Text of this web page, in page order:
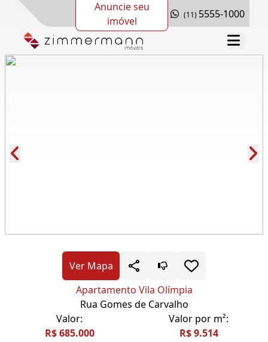
Anuncie seu
imóvel
(11) 5555-1000
Ver Mapa
Apartamento Vila Olímpia
Rua Gomes de Carvalho
Valor:
R$ 685.000
Valor por m²:
R$ 9.514